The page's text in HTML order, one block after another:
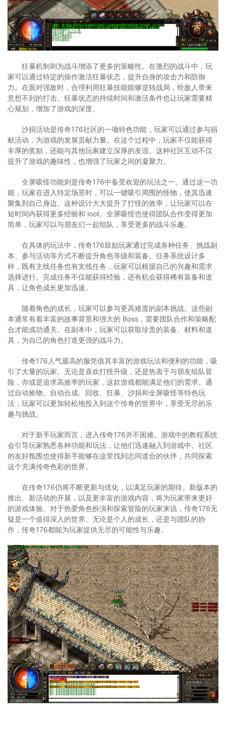
狂暴机制则为战斗增添了更多的策略性。在激烈的战斗中，玩
家可以通过特定的操作激活狂暴状态，提升自身的攻击力和防御
力。在面对强敌时，合理利用狂暴技能能够逆转战局，给敌人带来
意想不到的打击。狂暴状态的持续时间和激活条件也让玩家需要精
心规划，增加了游戏的深度。
沙捐活动是传奇176社区的一项特色功能，玩家可以通过参与捐
献活动，为游戏的发展贡献力量。在这个过程中，玩家不仅能获得
丰厚的奖励，还能与其他玩家建立深厚的友谊。这种社区互动不仅
提升了游戏的趣味性，也增强了玩家之间的凝聚力。
全屏吸怪功能则是传奇176中备受欢迎的玩法之一。通过这一功
能，玩家在进入特定场景时，可以一键吸引周围的怪物，使其迅速
聚集到自己身边。这种设计大大提升了打怪的效率，让玩家可以在
短时间内获得更多经验和 loot。全屏吸怪也使得团队合作变得更加
简单，玩家可以与朋友们一起组队，享受更多的战斗乐趣。
在具体的玩法中，传奇176鼓励玩家通过完成各种任务、挑战副
本、参与活动等方式不断提升角色等级和装备。任务系统设计多
样，既有主线任务也有支线任务，玩家可以根据自己的兴趣和需求
选择进行。完成任务不仅能获得经验，还有机会获得稀有装备和道
具，让角色成长更加迅速。
随着角色的成长，玩家可以参与更高难度的副本挑战。这些副
本通常有着丰富的故事背景和强大的 Boss，需要团队合作和策略配
合才能成功通关。在副本中，玩家可以获取珍贵的装备、材料和道
具，为自己的角色打造更强的战斗力。
传奇176人气最高的服凭借其丰富的游戏玩法和便利的功能，吸
引了大量的玩家。无论是喜欢打怪升级，还是热衷于与朋友组队冒
险，亦或是追求高效率的玩家，这款游戏都能满足他们的需求。通
过自动捡物、自动合成、回收、狂暴、沙捐和全屏吸怪等特色玩
法，玩家可以更加轻松地投入到这个传奇的世界中，享受无尽的乐
趣与挑战。
对于新手玩家而言，进入传奇176并不困难。游戏中的教程系统
会引导玩家熟悉各种功能和玩法，让他们迅速融入到游戏中。社区
的友好氛围也使得新手能够在这里找到志同道合的伙伴，共同探索
这个充满传奇色彩的世界。
在传奇176仍将不断更新与优化，以满足玩家的期待。新版本的
推出、新活动的开展，以及更丰富的游戏内容，将为玩家带来更好
的游戏体验。对于热爱角色扮演和探索冒险的玩家来说，传奇176无
疑是一个值得深入的世界。无论是个人的成长，还是与团队的协
作，传奇176都能为玩家提供无尽的可能性与乐趣。